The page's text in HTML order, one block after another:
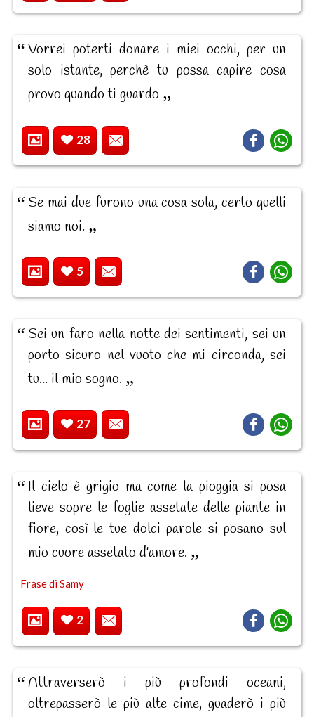
Vorrei poterti donare i miei occhi, per un
solo istante, perchè tu possa capire cosa
provo quando ti guardo
28
Se mai due furono una cosa sola, certo quelli
siamo noi.
5
Sei un faro nella notte dei sentimenti, sei un
porto sicuro nel vuoto che mi circonda, sei
tu... il mio sogno.
27
Il cielo è grigio ma come la pioggia si posa
lieve sopre le foglie assetate delle piante in
fiore, così le tue dolci parole si posano sul
mio cuore assetato d'amore.
Frase di Samy
2
Attraverserò i più profondi oceani,
oltrepasserò le più alte cime, guaderò i più